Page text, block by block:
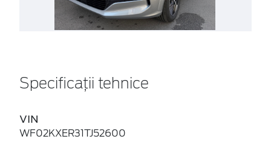
Specificații tehnice
VIN
WF02KXER31TJ52600